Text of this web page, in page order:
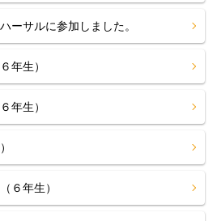
ーサルに参加しました。
年生）
年生）
６年生）